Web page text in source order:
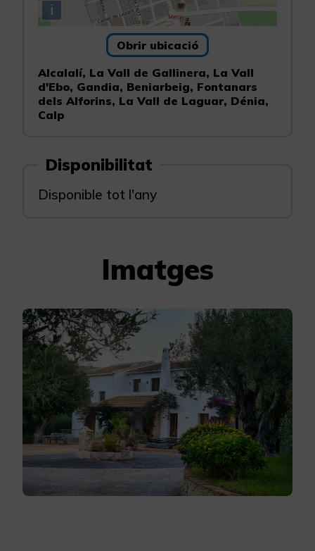
i
Obrir ubicació
Alcalalí, La Vall de Gallinera, La Vall
d'Ebo, Gandia, Beniarbeig, Fontanars
dels Alforins, La Vall de Laguar, Dénia,
Calp
Disponibilitat
Disponible tot l'any
Imatges